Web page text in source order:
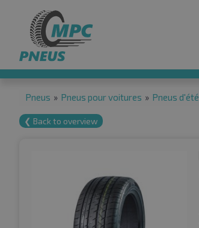
Pneus » Pneus pour voitures » Pneus d'été
❮ Back to overview